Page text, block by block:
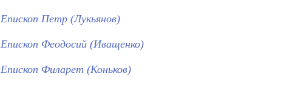
Епископ Петр (Лукьянов)
Епископ Феодосий (Иващенко)
Епископ Филарет (Коньков)